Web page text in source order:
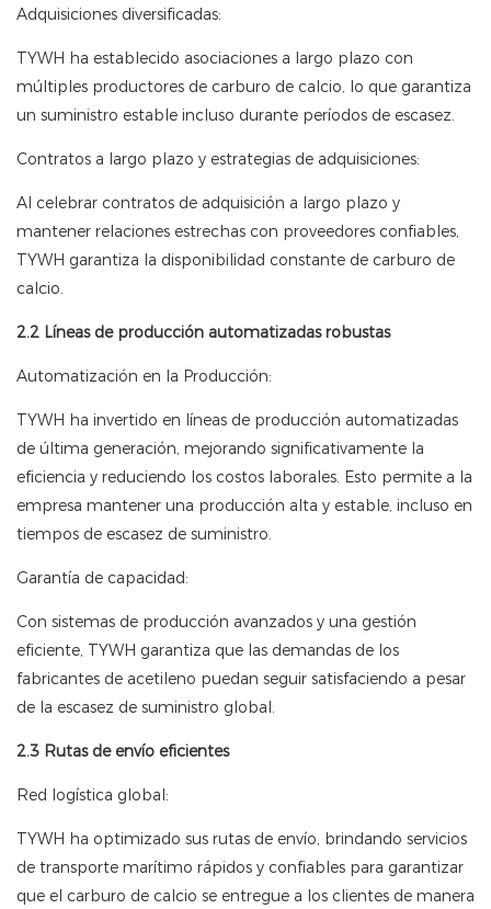
Adquisiciones diversificadas:
TYWH ha establecido asociaciones a largo plazo con
múltiples productores de carburo de calcio, lo que garantiza
un suministro estable incluso durante períodos de escasez.
Contratos a largo plazo y estrategias de adquisiciones:
Al celebrar contratos de adquisición a largo plazo y
mantener relaciones estrechas con proveedores confiables,
TYWH garantiza la disponibilidad constante de carburo de
calcio.
2.2 Líneas de producción automatizadas robustas
Automatización en la Producción:
TYWH ha invertido en líneas de producción automatizadas
de última generación, mejorando significativamente la
eficiencia y reduciendo los costos laborales. Esto permite a la
empresa mantener una producción alta y estable, incluso en
tiempos de escasez de suministro.
Garantía de capacidad:
Con sistemas de producción avanzados y una gestión
eficiente, TYWH garantiza que las demandas de los
fabricantes de acetileno puedan seguir satisfaciendo a pesar
de la escasez de suministro global.
2.3 Rutas de envío eficientes
Red logística global:
TYWH ha optimizado sus rutas de envío, brindando servicios
de transporte marítimo rápidos y confiables para garantizar
que el carburo de calcio se entregue a los clientes de manera